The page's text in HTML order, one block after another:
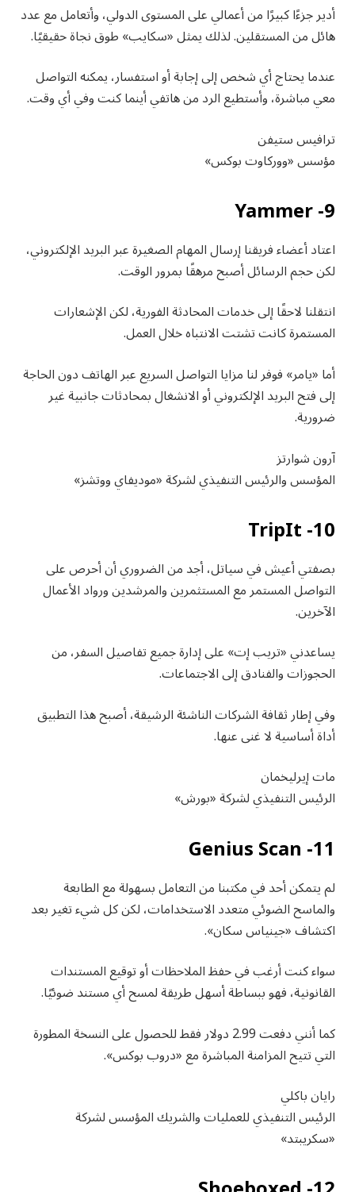
أدير جزءًا كبيرًا من أعمالي على المستوى الدولي، وأتعامل مع عدد
هائل من المستقلين. لذلك يمثل «سكايب» طوق نجاة حقيقيًا.
عندما يحتاج أي شخص إلى إجابة أو استفسار، يمكنه التواصل
معي مباشرة، وأستطيع الرد من هاتفي أينما كنت وفي أي وقت.
ترافيس ستيفن
مؤسس «ووركاوت بوكس»
9- Yammer
اعتاد أعضاء فريقنا إرسال المهام الصغيرة عبر البريد الإلكتروني،
لكن حجم الرسائل أصبح مرهقًا بمرور الوقت.
انتقلنا لاحقًا إلى خدمات المحادثة الفورية، لكن الإشعارات
المستمرة كانت تشتت الانتباه خلال العمل.
أما «يامر» فوفر لنا مزايا التواصل السريع عبر الهاتف دون الحاجة
إلى فتح البريد الإلكتروني أو الانشغال بمحادثات جانبية غير
ضرورية.
آرون شوارتز
المؤسس والرئيس التنفيذي لشركة «موديفاي ووتشز»
10- TripIt
بصفتي أعيش في سياتل، أجد من الضروري أن أحرص على
التواصل المستمر مع المستثمرين والمرشدين ورواد الأعمال
الآخرين.
يساعدني «تريب إت» على إدارة جميع تفاصيل السفر، من
الحجوزات والفنادق إلى الاجتماعات.
وفي إطار ثقافة الشركات الناشئة الرشيقة، أصبح هذا التطبيق
أداة أساسية لا غنى عنها.
مات إيرليخمان
الرئيس التنفيذي لشركة «بورش»
11- Genius Scan
لم يتمكن أحد في مكتبنا من التعامل بسهولة مع الطابعة
والماسح الضوئي متعدد الاستخدامات، لكن كل شيء تغير بعد
اكتشاف «جينياس سكان».
سواء كنت أرغب في حفظ الملاحظات أو توقيع المستندات
القانونية، فهو ببساطة أسهل طريقة لمسح أي مستند ضوئيًا.
كما أنني دفعت 2.99 دولار فقط للحصول على النسخة المطورة
التي تتيح المزامنة المباشرة مع «دروب بوكس».
رايان باكلي
الرئيس التنفيذي للعمليات والشريك المؤسس لشركة
«سكريبتد»